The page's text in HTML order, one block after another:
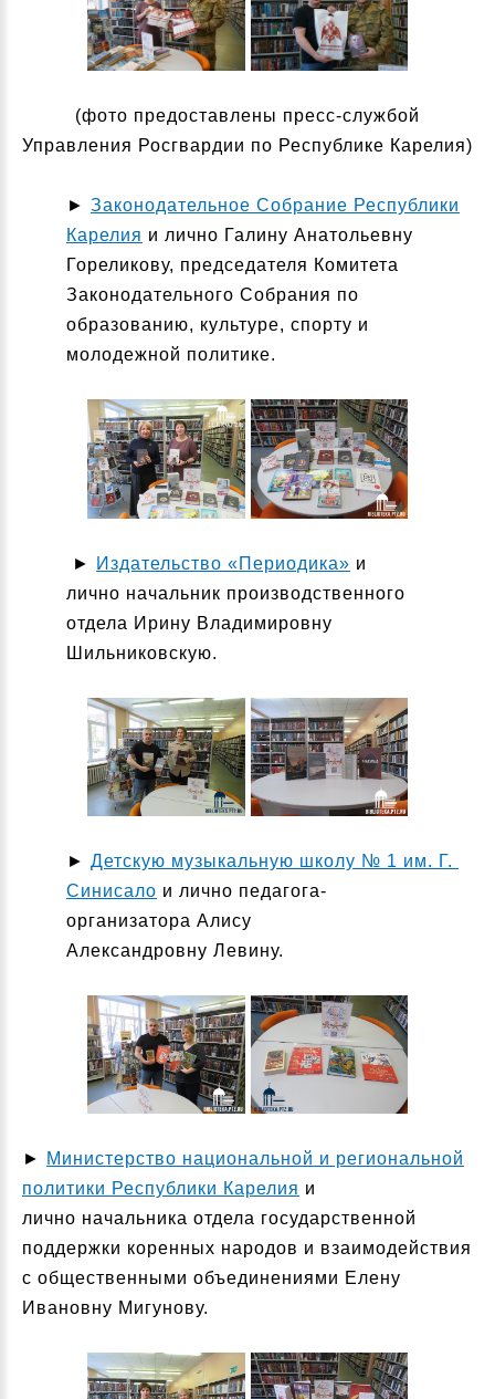
(фото предоставлены пресс-службой
Управления Росгвардии по Республике Карелия)
► Законодательное Собрание Республики
Карелия и лично Галину Анатольевну
Гореликову, председателя Комитета
Законодательного Собрания по
образованию, культуре, спорту и
молодежной политике.
► Издательство «Периодика» и
лично начальник производственного
отдела Ирину Владимировну
Шильниковскую.
► Детскую музыкальную школу № 1 им. Г.
Синисало и лично педагога-
организатора Алису
Александровну Левину.
►
Министерство национальной и региональной
политики Республики Карелия и
лично начальника отдела государственной
поддержки коренных народов и взаимодействия
с общественными объединениями Елену
Ивановну Мигунову.